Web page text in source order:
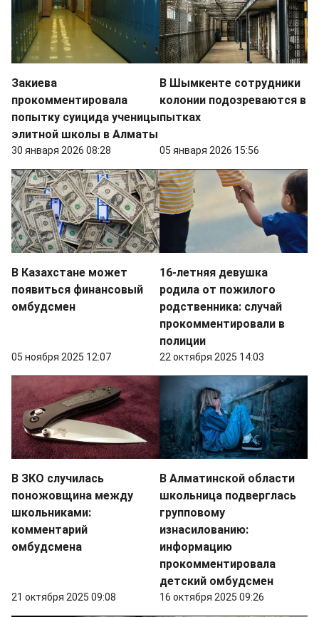
Закиева
прокомментировала
попытку суицида ученицы
элитной школы в Алматы
30 января 2026 08:28
В Шымкенте сотрудники
колонии подозреваются в
пытках
05 января 2026 15:56
В Казахстане может
появиться финансовый
омбудсмен
05 ноября 2025 12:07
16-летняя девушка
родила от пожилого
родственника: случай
прокомментировали в
полиции
22 октября 2025 14:03
В ЗКО случилась
поножовщина между
школьниками:
комментарий
омбудсмена
21 октября 2025 09:08
В Алматинской области
школьница подверглась
групповому
изнасилованию:
информацию
прокомментировала
детский омбудсмен
16 октября 2025 09:26